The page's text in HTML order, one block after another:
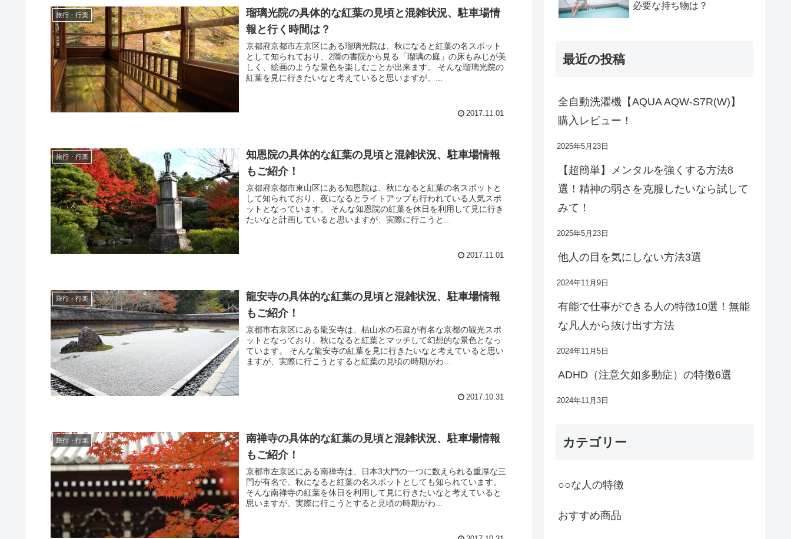
旅行・行楽
瑠璃光院の具体的な紅葉の見頃と混雑状況、駐車場情
報と行く時間は？
京都府京都市左京区にある瑠璃光院は、秋になると紅葉の名スポット
として知られており、2階の書院から見る「瑠璃の庭」の床もみじが美
しく、絵画のような景色を楽しむことが出来ます。 そんな瑠璃光院の
紅葉を見に行きたいなと考えていると思いますが、...
2017.11.01
旅行・行楽
知恩院の具体的な紅葉の見頃と混雑状況、駐車場情報
もご紹介！
京都府京都市東山区にある知恩院は、秋になると紅葉の名スポットと
して知られており、夜になるとライトアップも行われている人気スポ
ットとなっています。 そんな知恩院の紅葉を休日を利用して見に行き
たいなと計画していると思いますが、実際に行こうと...
2017.11.01
旅行・行楽
龍安寺の具体的な紅葉の見頃と混雑状況、駐車場情報
もご紹介！
京都市右京区にある龍安寺は、枯山水の石庭が有名な京都の観光スポ
ットとなっており、秋になると紅葉とマッチして幻想的な景色となっ
ています。 そんな龍安寺の紅葉を見に行きたいなと考えていると思い
ますが、実際に行こうとすると紅葉の見頃の時期がわ...
2017.10.31
旅行・行楽
南禅寺の具体的な紅葉の見頃と混雑状況、駐車場情報
もご紹介！
京都市左京区にある南禅寺は、日本3大門の一つに数えられる重厚な三
門が有名で、秋になると紅葉の名スポットとしても知られています。
そんな南禅寺の紅葉を休日を利用して見に行きたいなと考えていると
思いますが、実際に行こうとすると見頃の時期がわ...
必要な持ち物は？
最近の投稿
全自動洗濯機【AQUA AQW-S7R(W)】
購入レビュー！
2025年5月23日
【超簡単】メンタルを強くする方法8
選！精神の弱さを克服したいなら試して
みて！
2025年5月23日
他人の目を気にしない方法3選
2024年11月9日
有能で仕事ができる人の特徴10選！無能
な凡人から抜け出す方法
2024年11月5日
ADHD（注意欠如多動症）の特徴6選
2024年11月3日
カテゴリー
○○な人の特徴
おすすめ商品